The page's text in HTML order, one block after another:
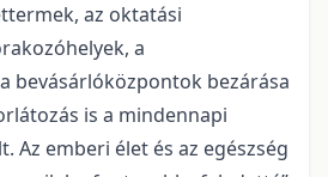
az oktatási
a
bevásárlóközpontok bezárása
is a mindennapi
Az emberi élet és az egészség